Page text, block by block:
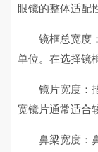
眼镜的整体适配
镜框总宽度
单位。在选择镜
镜片宽度：
宽镜片通常适合
鼻梁宽度：